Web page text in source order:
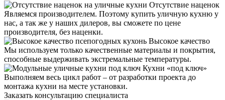
Отсутствие наценок
Являемся производителем. Поэтому купить уличную кухню у
нас, а так же у наших дилеров, вы сможете по цене
производителя, без наценки.
Высокое качество
Мы используем только качественные материалы и покрытия,
способные выдерживать экстремальные температуры.
Кухни «под ключ»
Выполняем весь цикл работ – от разработки проекта до
монтажа кухни на месте установки.
Заказать консультацию специалиста